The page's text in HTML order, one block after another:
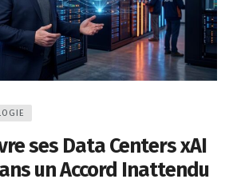
ses Data Centers xAI
un Accord Inattendu